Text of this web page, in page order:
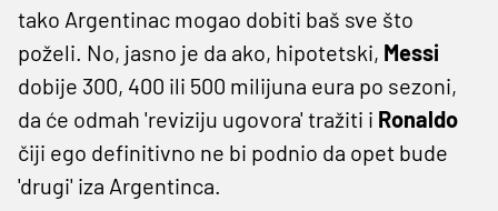
tako Argentinac mogao dobiti baš sve što
poželi. No, jasno je da ako, hipotetski, Messi
dobije 300, 400 ili 500 milijuna eura po sezoni,
da će odmah 'reviziju ugovora' tražiti i Ronaldo
čiji ego definitivno ne bi podnio da opet bude
'drugi' iza Argentinca.